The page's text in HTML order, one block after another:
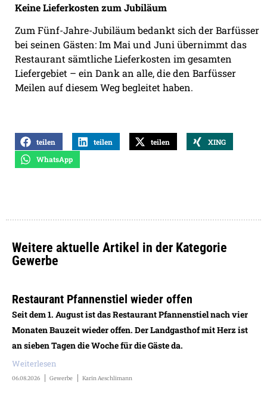
Keine Lieferkosten zum Jubiläum
Zum Fünf-Jahre-Jubiläum bedankt sich der Barfüsser
bei seinen Gästen: Im Mai und Juni übernimmt das
Restaurant sämtliche Lieferkosten im gesamten
Liefergebiet – ein Dank an alle, die den Barfüsser
Meilen auf diesem Weg begleitet haben.
teilen teilen teilen
XING
WhatsApp
Weitere aktuelle Artikel in der Kategorie
Gewerbe
Restaurant Pfannenstiel wieder offen
Seit dem 1. August ist das Restaurant Pfannenstiel nach vier
Monaten Bauzeit wieder offen. Der Landgasthof mit Herz ist
an sieben Tagen die Woche für die Gäste da.
Weiterlesen
06.08.2026 Gewerbe Karin Aeschlimann